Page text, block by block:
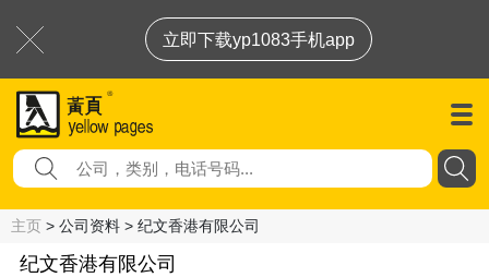
立即下载yp1083手机app
主页 > 公司资料 > 纪文香港有限公司
纪文香港有限公司